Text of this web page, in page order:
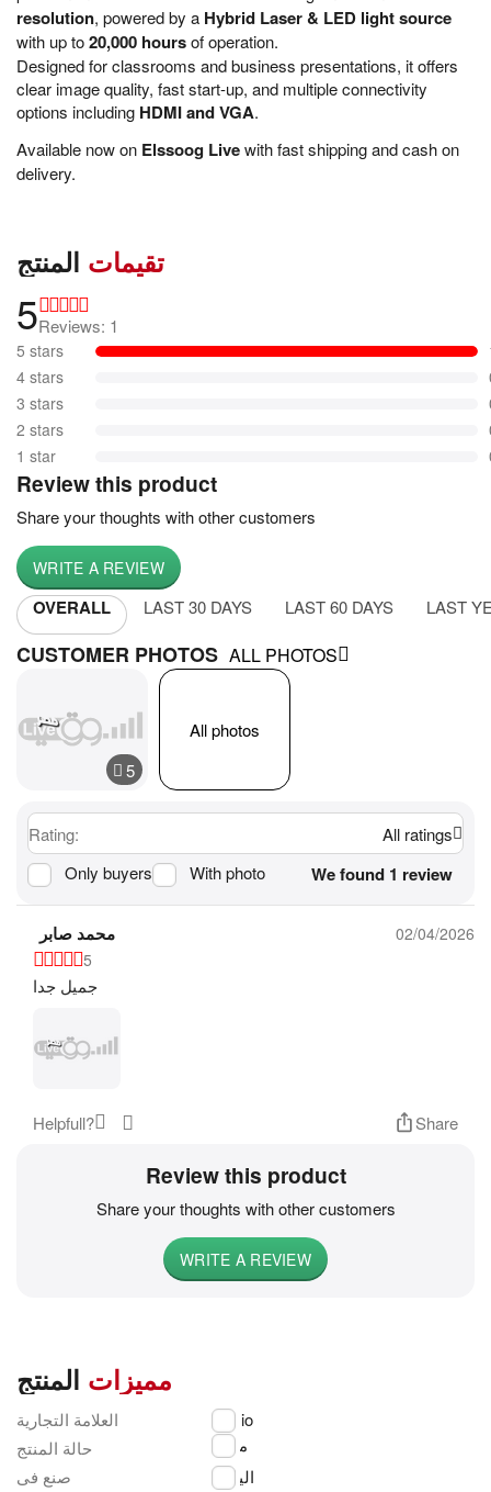
resolution, powered by a Hybrid Laser & LED light source
with up to20,000 hoursof operation.
Designed for classrooms and business presentations, it offers
clear image quality, fast start-up, and multiple connectivity
options including HDMI and VGA.
Available now on Elssoog Livewith fast shipping and cash on
delivery.
تقيمات المنتج
5Reviews: 1
5 stars
4 stars
3 stars
2 stars
1 star
Review this product
Share your thoughts with other customers
WRITE A REVIEW
OVERALL LAST 30 DAYS LAST 60 DAYS LAST
CUSTOMER PHOTOS ALL PHOTOS
All photos
Rating:
All ratings
Only buyers
With photo We found 1 review
محمد صابر
02/04/2026
5
جميل جدا
Helpfull? Share
Review this product
Share your thoughts with other customers
WRITE A REVIEW
مميزات المنتج
العلامة التجارية
Casio
حالة المنتج
مجدد
صنع فى
اليابان